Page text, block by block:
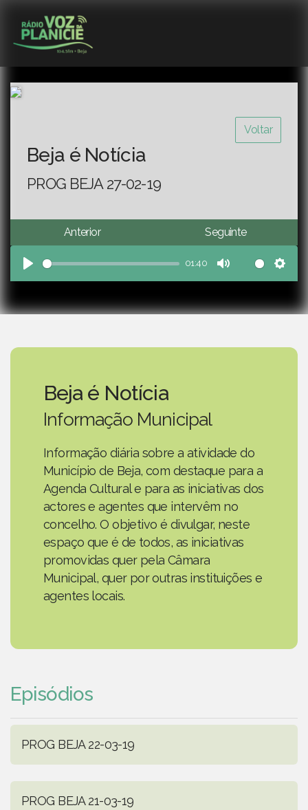
Voltar
Beja é Notícia
PROG BEJA 27-02-19
Anterior Seguinte
Play
01:40
Mute
Beja é Notícia
Informação Municipal
Informação diária sobre a atividade do
Município de Beja, com destaque para a
Agenda Cultural e para as iniciativas dos
actores e agentes que intervêm no
concelho. O objetivo é divulgar, neste
espaço que é de todos, as iniciativas
promovidas quer pela Câmara
Municipal, quer por outras instituições e
agentes locais.
Episódios
PROG BEJA 22-03-19
PROG BEJA 21-03-19